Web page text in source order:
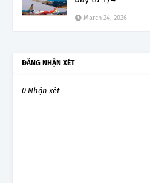
March 24, 2026
ĐĂNG NHẬN XÉT
0 Nhận xét